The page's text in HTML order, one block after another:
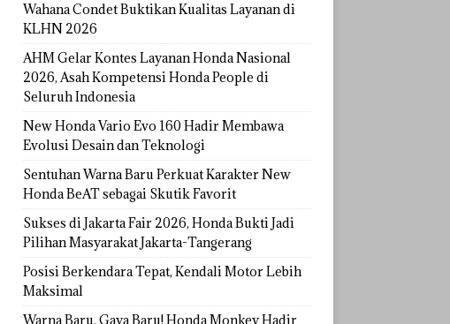
Wahana Condet Buktikan Kualitas Layanan di
KLHN 2026
AHM Gelar Kontes Layanan Honda Nasional
2026, Asah Kompetensi Honda People di
Seluruh Indonesia
New Honda Vario Evo 160 Hadir Membawa
Evolusi Desain dan Teknologi
Sentuhan Warna Baru Perkuat Karakter New
Honda BeAT sebagai Skutik Favorit
Sukses di Jakarta Fair 2026, Honda Bukti Jadi
Pilihan Masyarakat Jakarta-Tangerang
Posisi Berkendara Tepat, Kendali Motor Lebih
Maksimal
Warna Baru, Gaya Baru! Honda Monkey Hadir